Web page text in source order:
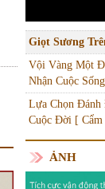
Giọt Sương
Vội Vàng Một
Nhận Cuộc
Lựa Chọn
Cuộc Đời [ Cẩm
ẢNH